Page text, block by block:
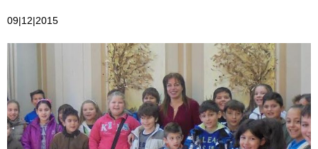
09|12|2015